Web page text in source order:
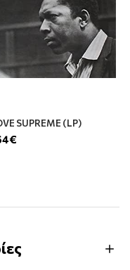
SUPREME (LP)